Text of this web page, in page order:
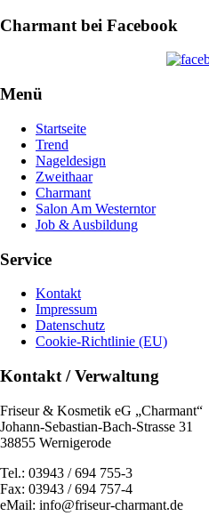
Charmant bei Facebook
Menü
Startseite
Trend
Nageldesign
Zweithaar
Charmant
Salon Am Westerntor
Job & Ausbildung
Service
Kontakt
Impressum
Datenschutz
Cookie-Richtlinie (EU)
Kontakt / Verwaltung
Friseur & Kosmetik eG „Charmant“
Johann-Sebastian-Bach-Strasse 31
38855 Wernigerode
Tel.: 03943 / 694 755-3
Fax: 03943 / 694 757-4
eMail: info@friseur-charmant.de